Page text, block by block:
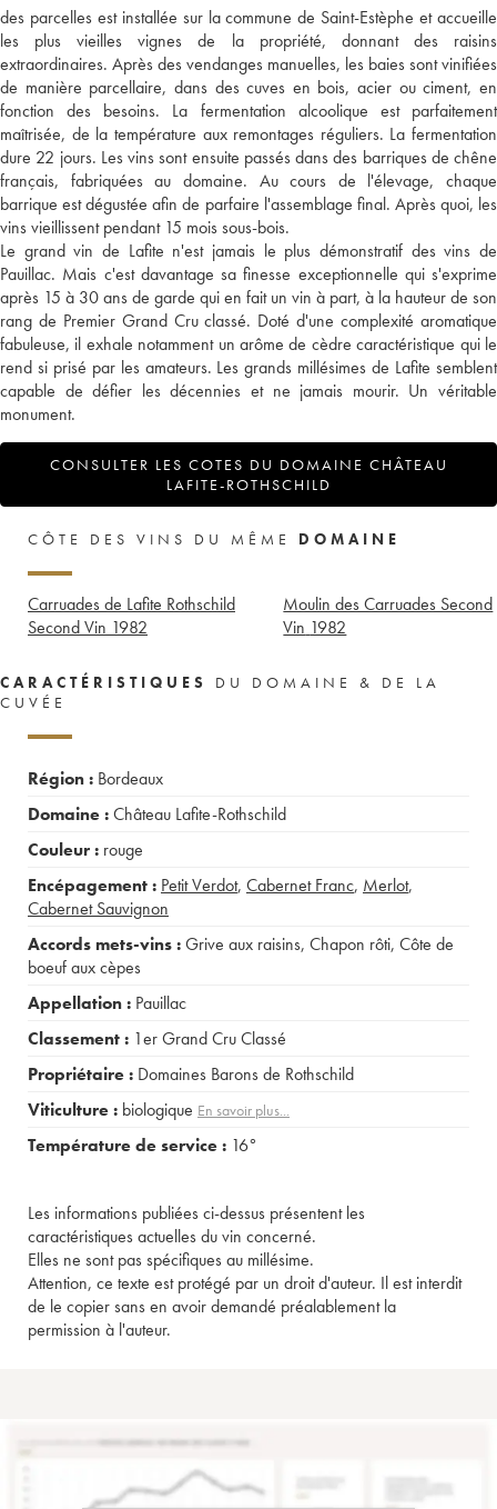
des parcelles est installée sur la commune de Saint-Estèphe et accueille
les plus vieilles vignes de la propriété, donnant des raisins
extraordinaires. Après des vendanges manuelles, les baies sont vinifiées
de manière parcellaire, dans des cuves en bois, acier ou ciment, en
fonction des besoins. La fermentation alcoolique est parfaitement
maîtrisée, de la température aux remontages réguliers. La fermentation
dure 22 jours. Les vins sont ensuite passés dans des barriques de chêne
français, fabriquées au domaine. Au cours de l'élevage, chaque
barrique est dégustée afin de parfaire l'assemblage final. Après quoi, les
vins vieillissent pendant 15 mois sous-bois.
Le grand vin de Lafite n'est jamais le plus démonstratif des vins de
Pauillac. Mais c'est davantage sa finesse exceptionnelle qui s'exprime
après 15 à 30 ans de garde qui en fait un vin à part, à la hauteur de son
rang de Premier Grand Cru classé. Doté d'une complexité aromatique
fabuleuse, il exhale notamment un arôme de cèdre caractéristique qui le
rend si prisé par les amateurs. Les grands millésimes de Lafite semblent
capable de défier les décennies et ne jamais mourir. Un véritable
monument.
CONSULTER LES COTES DU DOMAINE CHÂTEAU
LAFITE-ROTHSCHILD
CÔTE DES VINS DU MÊME DOMAINE
Carruades de Lafite Rothschild
Second Vin 1982
Moulin des Carruades Second
Vin 1982
CARACTÉRISTIQUES
DU DOMAINE & DE LA
CUVÉE
Région : Bordeaux
Domaine :Château Lafite-Rothschild
Couleur : rouge
Encépagement : Petit Verdot, Cabernet Franc, Merlot,
Cabernet Sauvignon
Accords mets-vins :Grive aux raisins, Chapon rôti, Côte de
boeuf aux cèpes
Appellation : Pauillac
Classement : 1er Grand Cru Classé
Propriétaire : Domaines Barons de Rothschild
Viticulture : biologique En savoir plus...
Température de service : 16°
Les informations publiées ci-dessus présentent les
caractéristiques actuelles du vin concerné.
Elles ne sont pas spécifiques au millésime.
Attention, ce texte est protégé par un droit d'auteur. Il est interdit
de le copier sans en avoir demandé préalablement la
permission à l'auteur.